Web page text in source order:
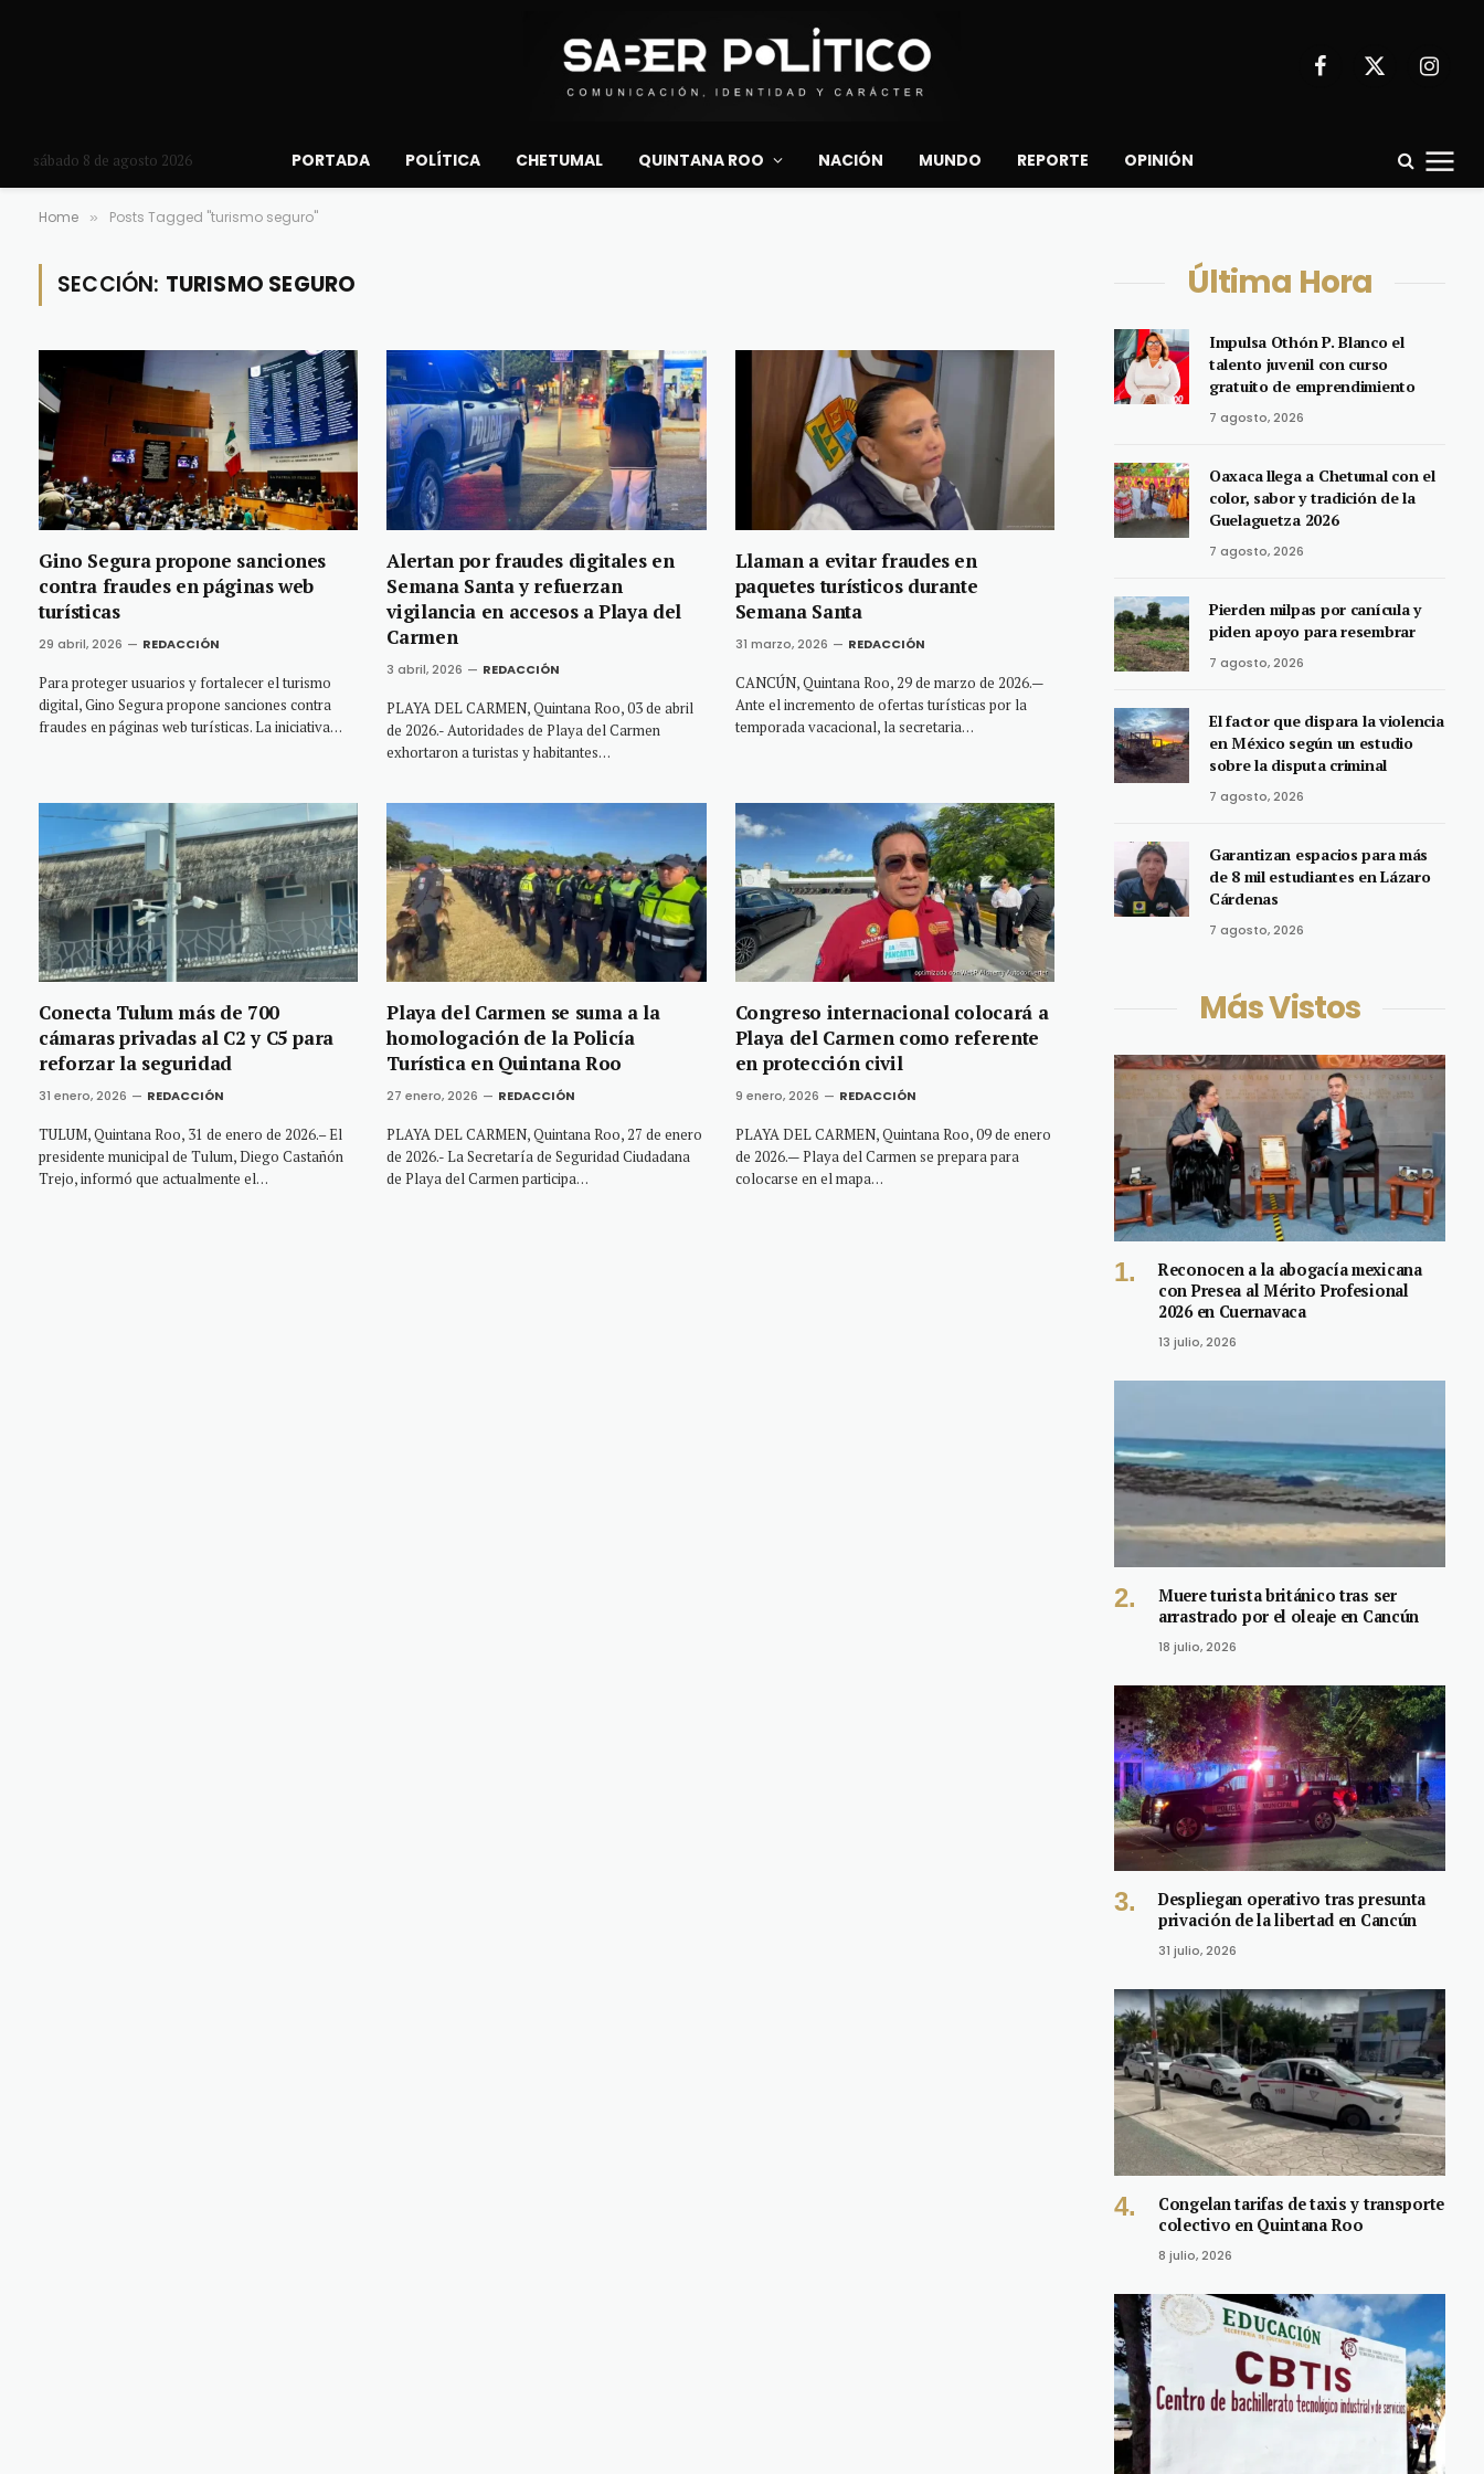
Facebook
X
sábado 8 de agosto 2026 PORTADA POLÍTICA CHETUMAL QUINTANA ROO NACIÓN MUNDO REPORTE OPINIÓN
Home » Posts Tagged "turismo seguro"
SECCIÓN: TURISMO SEGURO
Gino Segura propone sanciones
contra fraudes en páginas web
turísticas
29 abril, 2026 REDACCIÓN
Para proteger usuarios y fortalecer el turismo
digital, Gino Segura propone sanciones contra
fraudes en páginas web turísticas. La iniciativa…
Alertan por fraudes digitales en
Semana Santa y refuerzan
vigilancia en accesos a Playa del
Carmen
3 abril, 2026 REDACCIÓN
PLAYA DEL CARMEN, Quintana Roo, 03 de abril
de 2026.- Autoridades de Playa del Carmen
exhortaron a turistas y habitantes…
Llaman a evitar fraudes en
paquetes turísticos durante
Semana Santa
31 marzo, 2026 REDACCIÓN
CANCÚN, Quintana Roo, 29 de marzo de 2026.—
Ante el incremento de ofertas turísticas por la
temporada vacacional, la secretaria…
Conecta Tulum más de 700
cámaras privadas al C2 y C5 para
reforzar la seguridad
31 enero, 2026 REDACCIÓN
TULUM, Quintana Roo, 31 de enero de 2026.– El
presidente municipal de Tulum, Diego Castañón
Trejo, informó que actualmente el…
Playa del Carmen se suma a la
homologación de la Policía
Turística en Quintana Roo
27 enero, 2026 REDACCIÓN
PLAYA DEL CARMEN, Quintana Roo, 27 de enero
de 2026.- La Secretaría de Seguridad Ciudadana
de Playa del Carmen participa…
Congreso internacional colocará a
Playa del Carmen como referente
en protección civil
9 enero, 2026 REDACCIÓN
PLAYA DEL CARMEN, Quintana Roo, 09 de enero
de 2026.— Playa del Carmen se prepara para
colocarse en el mapa…
Última Hora
Impulsa Othón P. Blanco el
talento juvenil con curso
gratuito de emprendimiento
7 agosto, 2026
Oaxaca llega a Chetumal con el
color, sabor y tradición de la
Guelaguetza 2026
7 agosto, 2026
Pierden milpas por canícula y
piden apoyo para resembrar
7 agosto, 2026
El factor que dispara la violencia
en México según un estudio
sobre la disputa criminal
7 agosto, 2026
Garantizan espacios para más
de 8 mil estudiantes en Lázaro
Cárdenas
7 agosto, 2026
Más Vistos
Reconocen a la abogacía mexicana
con Presea al Mérito Profesional
2026 en Cuernavaca
13 julio, 2026
Muere turista británico tras ser
arrastrado por el oleaje en Cancún
18 julio, 2026
Despliegan operativo tras presunta
privación de la libertad en Cancún
31 julio, 2026
Congelan tarifas de taxis y transporte
colectivo en Quintana Roo
8 julio, 2026